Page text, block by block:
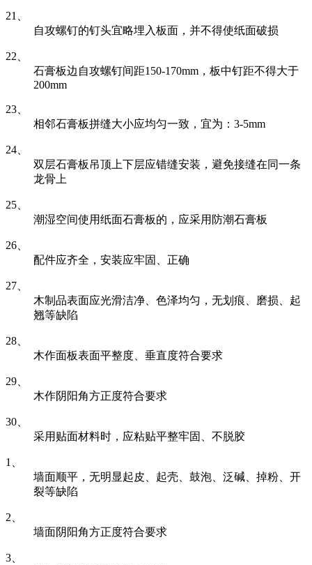
21、
自攻螺钉的钉头宜略埋入板面，并不得使纸面破损
22、
石膏板边自攻螺钉间距150-170mm，板中钉距不得大于
200mm
23、
相邻石膏板拼缝大小应均匀一致，宜为：3-5mm
24、
双层石膏板吊顶上下层应错缝安装，避免接缝在同一条
龙骨上
25、
潮湿空间使用纸面石膏板的，应采用防潮石膏板
26、
配件应齐全，安装应牢固、正确
27、
木制品表面应光滑洁净、色泽均匀，无划痕、磨损、起
翘等缺陷
28、
木作面板表面平整度、垂直度符合要求
29、
木作阴阳角方正度符合要求
30、
采用贴面材料时，应粘贴平整牢固、不脱胶
1、
墙面顺平，无明显起皮、起壳、鼓泡、泛碱、掉粉、开
裂等缺陷
2、
墙面阴阳角方正度符合要求
3、